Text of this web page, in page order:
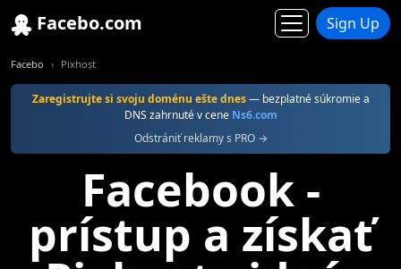
Facebo.com Sign Up
Facebo Pixhost
Zaregistrujte si svoju doménu ešte dnes— bezplatné súkromie a
DNS zahrnuté v cene Ns6.com
Odstrániť reklamy s PRO →
Facebook -
prístup a získať